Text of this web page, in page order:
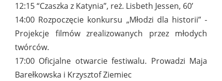
12:15 “Czaszka z Katynia”, reż. Lisbeth Jessen, 60’
14:00 Rozpoczęcie konkursu „Młodzi dla historii” -
Projekcje filmów zrealizowanych przez młodych
twórców.
17:00 Oficjalne otwarcie festiwalu. Prowadzi Maja
Barełkowska i Krzysztof Ziemiec